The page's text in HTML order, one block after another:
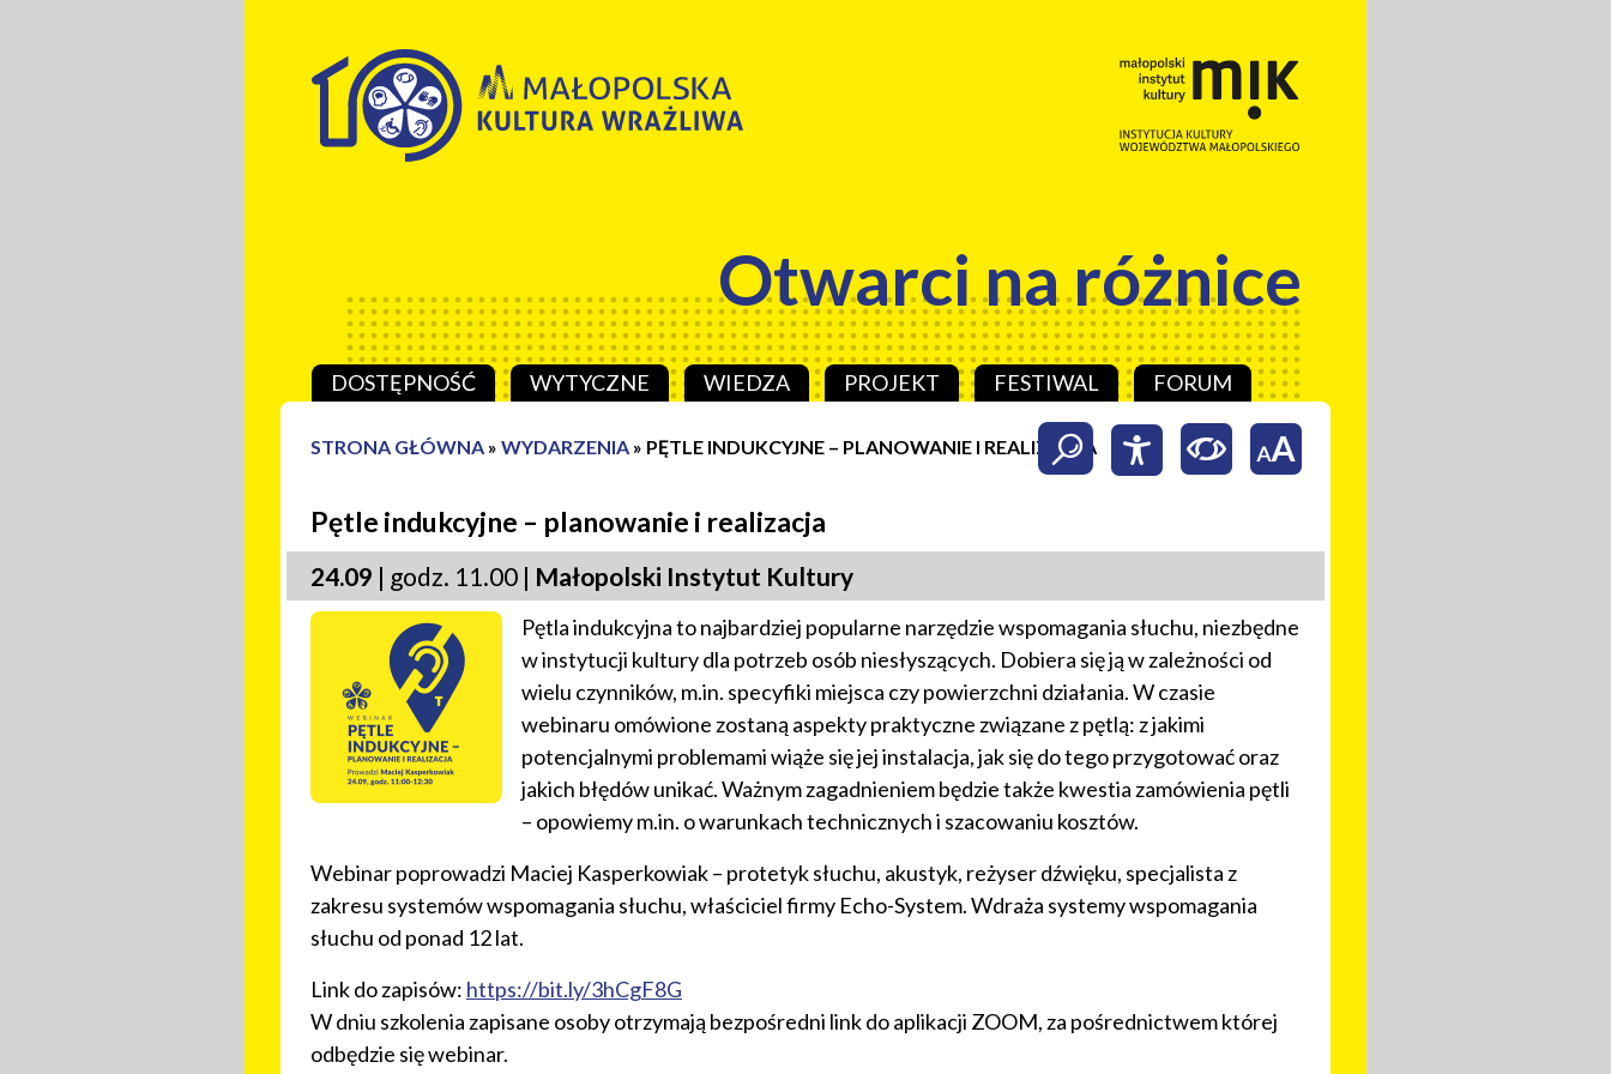
Otwarci na różnice
DOSTĘPNOŚĆ WYTYCZNE WIEDZA PROJEKT FESTIWAL FORUM
STRONA GŁÓWNA » WYDARZENIA » PĘTLE INDUKCYJNE – PLANOWANIE I REALIZACJA
Pętle indukcyjne – planowanie i realizacja
24.09 | godz. 11.00 | Małopolski Instytut Kultury
Pętla indukcyjna to najbardziej popularne narzędzie wspomagania słuchu, niezbędne
w instytucji kultury dla potrzeb osób niesłyszących. Dobiera się ją w zależności od
wielu czynników, m.in. specyfiki miejsca czy powierzchni działania. W czasie
webinaru omówione zostaną aspekty praktyczne związane z pętlą: z jakimi
potencjalnymi problemami wiąże się jej instalacja, jak się do tego przygotować oraz
jakich błędów unikać. Ważnym zagadnieniem będzie także kwestia zamówienia pętli
– opowiemy m.in. o warunkach technicznych i szacowaniu kosztów.
Webinar poprowadzi Maciej Kasperkowiak – protetyk słuchu, akustyk, reżyser dźwięku, specjalista z
zakresu systemów wspomagania słuchu, właściciel firmy Echo-System. Wdraża systemy wspomagania
słuchu od ponad 12 lat.
Link do zapisów: https://bit.ly/3hCgF8G
W dniu szkolenia zapisane osoby otrzymają bezpośredni link do aplikacji ZOOM, za pośrednictwem której
odbędzie się webinar.